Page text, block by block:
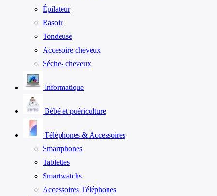
Épilateur
Rasoir
Tondeuse
Accesoire cheveux
Séche- cheveux
Informatique
Bébé et puériculture
Téléphones & Accessoires
Smartphones
Tablettes
Smartwatchs
Accessoires Téléphones